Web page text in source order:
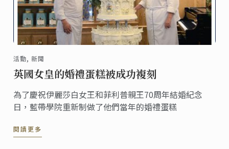
活動, 新聞
英國女皇的婚禮蛋糕被成功複刻
為了慶祝伊麗莎白女王和菲利普親王70周年結婚紀念
日，藍帶學院重新制做了他們當年的婚禮蛋糕
閱讀更多